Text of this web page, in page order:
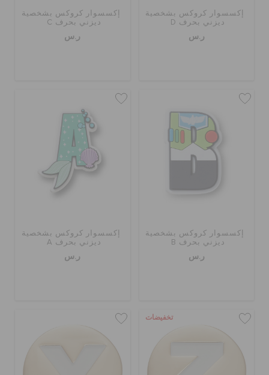
إكسسوار كروكس بشخصية
ديزني بحرف D
ر.س
إكسسوار كروكس بشخصية
ديزني بحرف C
ر.س
إكسسوار كروكس بشخصية
ديزني بحرف B
ر.س
إكسسوار كروكس بشخصية
ديزني بحرف A
ر.س
تخفيضات